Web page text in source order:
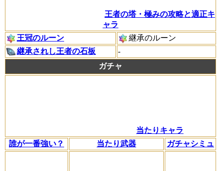
王者の塔・極みの攻略と適正キ
ャラ
王冠のルーン
継承のルーン
継承されし王者の石板
-
ガチャ
当たりキャラ
誰が一番強い？
当たり武器 ガチャシミュ